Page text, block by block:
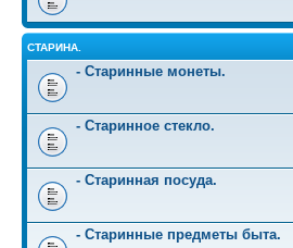
СТАРИНА.
- Старинные монеты.
- Старинное стекло.
- Старинная посуда.
- Старинные предметы быта.